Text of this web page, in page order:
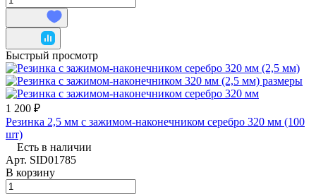
Быстрый просмотр
1 200 ₽
Резинка 2,5 мм с зажимом-наконечником серебро 320 мм (100
шт)
Есть в наличии
Арт. SID01785
В корзину